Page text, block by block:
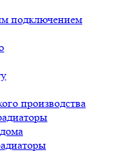
подключением
производства